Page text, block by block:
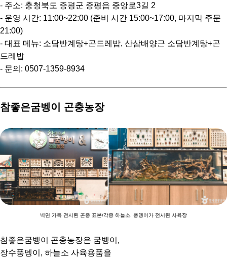
- 주소: 충청북도 증평군 증평읍 중앙로3길 2
- 운영 시간: 11:00~22:00 (준비 시간 15:00~17:00, 마지막 주문
21:00)
- 대표 메뉴: 소담반계탕+곤드레밥, 산삼배양근 소담반계탕+곤
드레밥
- 문의: 0507-1359-8934
참좋은굼벵이 곤충농장
벽면 가득 전시된 곤충 표본/각종 하늘소, 풍뎅이가 전시된 사육장
참좋은굼벵이 곤충농장은 굼벵이,
장수풍뎅이, 하늘소 사육용품을